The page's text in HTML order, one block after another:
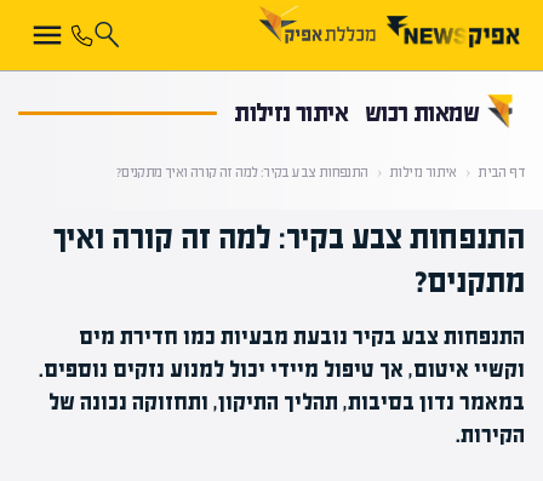
שמאות רכוש איתור נזילות
דף הבית ‹ איתור נזילות ‹ התנפחות צבע בקיר: למה זה קורה ואיך מתקנים?
התנפחות צבע בקיר: למה זה קורה ואיך
מתקנים?
התנפחות צבע בקיר נובעת מבעיות כמו חדירת מים
וקשיי איטום, אך טיפול מיידי יכול למנוע נזקים נוספים.
במאמר נדון בסיבות, תהליך התיקון, ותחזוקה נכונה של
הקירות.